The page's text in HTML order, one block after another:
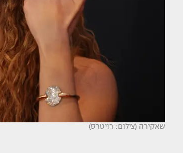
שאקירה (צילום: רויטרס)